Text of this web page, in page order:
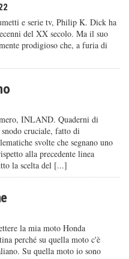
e serie tv, Philip K. Dick ha
del XX secolo. Ma il suo
prodigioso che, a furia di
INLAND. Quaderni di
cruciale, fatto di
svolte che segnano uno
alla precedente linea
la scelta del [...]
la mia moto Honda
perché su quella moto c'è
Su quella moto io sono